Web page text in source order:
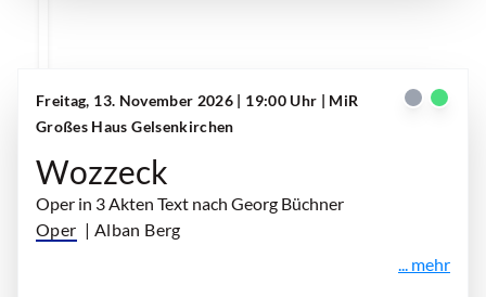
Freitag, 13. November 2026 | 19:00 Uhr | MiR
Großes Haus Gelsenkirchen
Wozzeck
Oper in 3 Akten Text nach Georg Büchner
Oper | Alban Berg
... mehr